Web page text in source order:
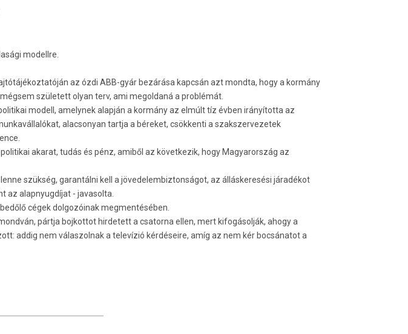
modellre.
az ózdi ABB-gyár bezárása kapcsán azt mondta, hogy a kormány
született olyan terv, ami megoldaná a problémát.
modell, amelynek alapján a kormány az elmúlt tíz évben irányította az
alacsonyan tartja a béreket, csökkenti a szakszervezetek
akarat, tudás és pénz, amiből az következik, hogy Magyarország az
szükség, garantálni kell a jövedelembiztonságot, az álláskeresési járadékot
az alapnyugdíjat - javasolta.
cégek dolgozóinak megmentésében.
pártja bojkottot hirdetett a csatorna ellen, mert kifogásolják, ahogy a
addig nem válaszolnak a televízió kérdéseire, amíg az nem kér bocsánatot a